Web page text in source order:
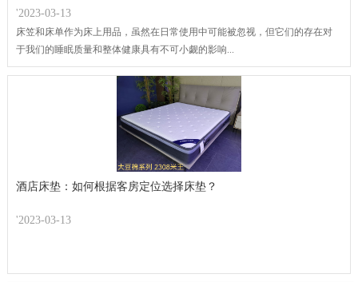
'2023-03-13
床笠和床单作为床上用品，虽然在日常使用中可能被忽视，但它们的存在对
于我们的睡眠质量和整体健康具有不可小觑的影响...
酒店床垫：如何根据客房定位选择床垫？
'2023-03-13